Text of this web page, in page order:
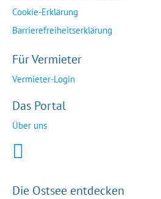
Cookie-Erklärung
Barrierefreiheitserklärung
Für Vermieter
Vermieter-Login
Das Portal
Über uns
Die Ostsee entdecken